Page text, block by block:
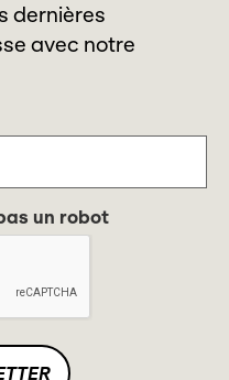
dernières
avec notre
un robot